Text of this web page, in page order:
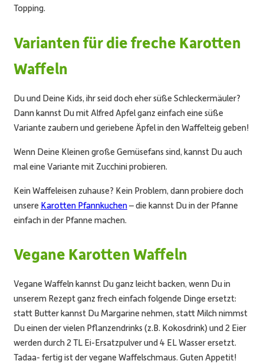
Topping.
Varianten für die freche Karotten
Waffeln
Du und Deine Kids, ihr seid doch eher süße Schleckermäuler?
Dann kannst Du mit Alfred Apfel ganz einfach eine süße
Variante zaubern und geriebene Äpfel in den Waffelteig geben!
Wenn Deine Kleinen große Gemüsefans sind, kannst Du auch
mal eine Variante mit Zucchini probieren.
Kein Waffeleisen zuhause? Kein Problem, dann probiere doch
unsere Karotten Pfannkuchen– die kannst Du in der Pfanne
einfach in der Pfanne machen.
Vegane Karotten Waffeln
Vegane Waffeln kannst Du ganz leicht backen, wenn Du in
unserem Rezept ganz frech einfach folgende Dinge ersetzt:
statt Butter kannst Du Margarine nehmen, statt Milch nimmst
Du einen der vielen Pflanzendrinks (z.B. Kokosdrink) und 2 Eier
werden durch 2 TL Ei-Ersatzpulver und 4 EL Wasser ersetzt.
Tadaa- fertig ist der vegane Waffelschmaus. Guten Appetit!